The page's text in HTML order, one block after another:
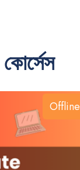
Offline